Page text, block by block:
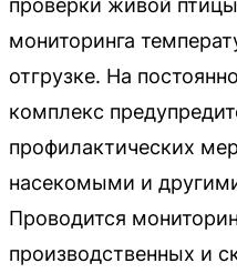
проверки живой
мониторинга
отгрузке. На
комплекс
профилактических
насекомыми и
Проводится
производственных и